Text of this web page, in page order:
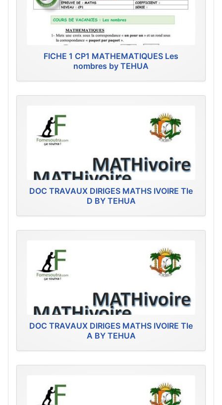
FICHE 1 CP1 MATHEMATIQUES Les
nombres by TEHUA
DOC TRAVAUX DIRIGES MATHS IVOIRE Tle
D BY TEHUA
DOC TRAVAUX DIRIGES MATHS IVOIRE Tle
A BY TEHUA